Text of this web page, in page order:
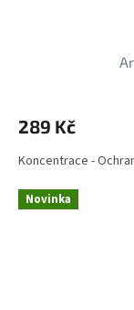
289 Kč
Koncentrace -
Novinka